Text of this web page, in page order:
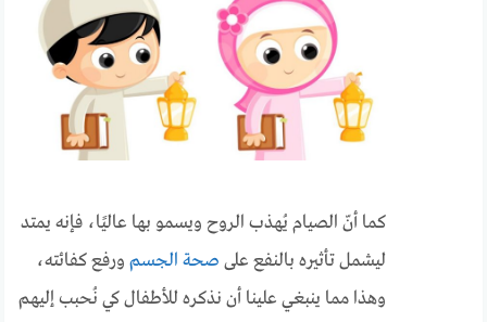
كما أنّ الصيام يُهذب الروح ويسمو بها عاليًا، فإنه يمتد
ليشمل تأثيره بالنفع على صحة الجسم ورفع كفائته،
وهذا مما ينبغي علينا أن نذكره للأطفال كي نُحبب إليهم